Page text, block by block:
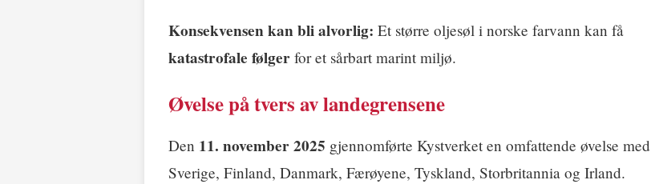
Konsekvensen kan bli alvorlig: Et større oljesøl i norske farvann kan få
katastrofale følger for et sårbart marint miljø.
Øvelse på tvers av landegrensene
Den 11. november 2025 gjennomførte Kystverket en omfattende øvelse med
Sverige, Finland, Danmark, Færøyene, Tyskland, Storbritannia og Irland.